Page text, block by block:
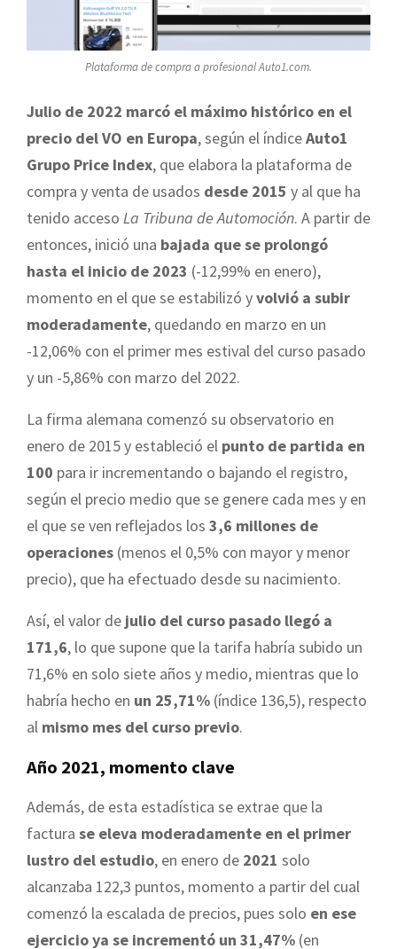
Plataforma de compra a profesional Auto1.com.
Julio de 2022 marcó el máximo histórico en el
precio del VO en Europa, según el índiceAuto1
Grupo Price Index, que elabora la plataforma de
compra y venta de usados desde 2015 y al que ha
tenido acceso La Tribuna de Automoción. A partir de
entonces, inició una bajada que se prolongó
hasta el inicio de 2023 (-12,99% en enero),
momento en el que se estabilizó yvolvió a subir
moderadamente, quedando en marzo en un
-12,06% con el primer mes estival del curso pasado
y un -5,86% con marzo del 2022.
La firma alemana comenzó su observatorio en
enero de 2015 y estableció el punto de partida en
100 para ir incrementando o bajando el registro,
según el precio medio que se genere cada mes y en
el que se ven reflejados los 3,6 millones de
operaciones (menos el 0,5% con mayor y menor
precio), que ha efectuado desde su nacimiento.
Así, el valor de julio del curso pasado llegó a
171,6, lo que supone que la tarifa habría subido un
71,6% en solo siete años y medio, mientras que lo
habría hecho en un 25,71% (índice 136,5), respecto
al mismo mes del curso previo.
Año 2021, momento clave
Además, de esta estadística se extrae que la
factura se eleva moderadamente en el primer
lustro del estudio, en enero de 2021 solo
alcanzaba 122,3 puntos, momento a partir del cual
comenzó la escalada de precios, pues solo en ese
ejercicio ya se incrementó un 31,47% (en